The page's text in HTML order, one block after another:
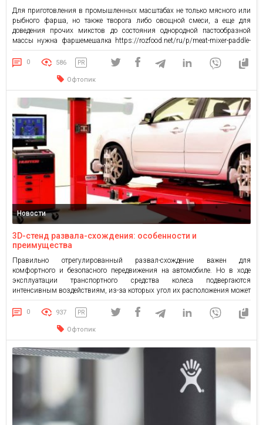
Для приготовления в промышленных масштабах не только мясного или
рыбного фарша, но также творога либо овощной смеси, а еще для
доведения прочих микстов до состояния однородной пастообразной
массы нужна фаршемешалка https://rozfood.net/ru/p/meat-mixer-paddle-
2/. С ее помощью можно мариновать и солить небольшие (до полкило)
куски мяса. Типы фаршемешалок По виду рабочего органа
фаршемешалки делятся на лопастные, шнековые, z-образные […]
0 586 PR
Офтопик
Новости
3D-стенд развала-схождения: особенности и
преимущества
Правильно отрегулированный развал-схождение важен для
комфортного и безопасного передвижения на автомобиле. Но в ходе
эксплуатации транспортного средства колеса подвергаются
интенсивным воздействиям, из-за которых угол их расположения может
измениться. Своевременно выявить отклонения помогает 3D-стенд
развала-схождения. Это современное устройство позволяет создавать
трехмерные модели колес и видеть, какие регулировки необходимо
выполнить для отличного результата. Когда необходимо проводить
диагностику […]
0 937 PR
Офтопик